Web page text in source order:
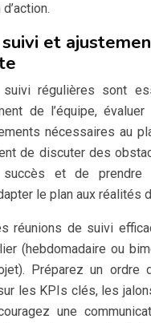
et
régulières sont
de l’équipe,
nécessaires au
de discuter des
et de prendre
le plan aux réalités
réunions de suivi
(hebdomadaire ou
Préparez un ordre
les KPIs clés, les
une